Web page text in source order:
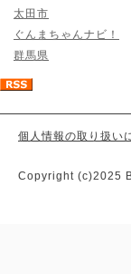
太田市
ぐんまちゃんナビ！
群馬県
個人情報の取り扱い
Copyright (c)2025